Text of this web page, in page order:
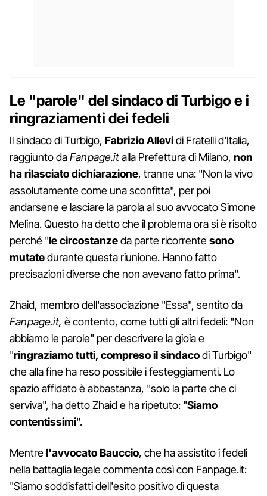
Le "parole" del sindaco di Turbigo e i
ringraziamenti dei fedeli
Il sindaco di Turbigo, Fabrizio Allevidi Fratelli d'Italia,
raggiunto daFanpage.italla Prefettura di Milano, non
ha rilasciato dichiarazione, tranne una: "Non la vivo
assolutamente come una sconfitta", per poi
andarsene e lasciare la parola al suo avvocato Simone
Melina. Questo ha detto che il problema ora si è risolto
perché "le circostanzeda parte ricorrentesono
mutatedurante questa riunione. Hanno fatto
precisazioni diverse che non avevano fatto prima".
Zhaid, membro dell'associazione "Essa", sentito da
Fanpage.it,è contento, come tutti gli altri fedeli: "Non
abbiamo le parole" per descrivere la gioia e
"ringraziamo tutti, compreso il sindacodi Turbigo"
che alla fine ha reso possibile i festeggiamenti. Lo
spazio affidato è abbastanza, "solo la parte che ci
serviva", ha detto Zhaid e ha ripetuto: "Siamo
contentissimi".
Mentrel'avvocato Bauccio, che ha assistito i fedeli
nella battaglia legale commenta così con Fanpage.it:
"Siamo soddisfatti dell'esito positivo di questa